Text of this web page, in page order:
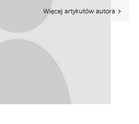
Więcej artykułów autora